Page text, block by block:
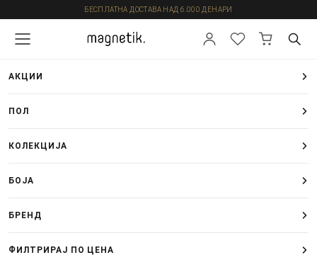
БЕСПЛАТНА ДОСТАВА НАД 6.000 ДЕНАРИ
АКЦИИ
ПОЛ
КОЛЕКЦИЈА
БОЈА
БРЕНД
ФИЛТРИРАЈ ПО ЦЕНА